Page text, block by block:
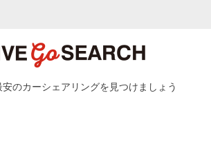
のカーシェアリングを見つけましょう